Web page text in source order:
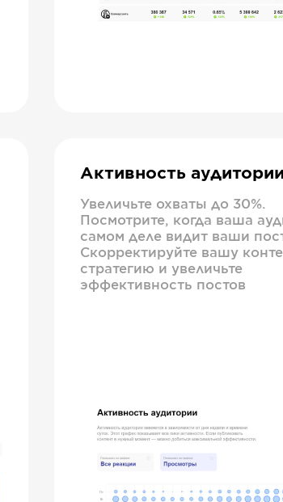
Активность аудитории
Увеличьте охваты до 30%.
Посмотрите, когда ваша
самом деле видит ваши
Скорректируйте вашу
стратегию и увеличьте
эффективность постов